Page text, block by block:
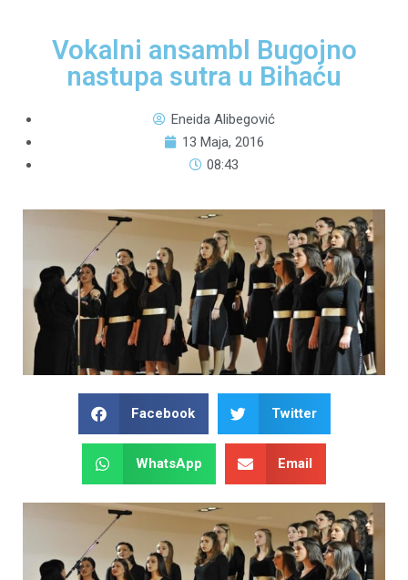
Vokalni ansambl Bugojno
nastupa sutra u Bihaću
Eneida Alibegović
13 Maja, 2016
08:43
Facebook Twitter
WhatsApp Email